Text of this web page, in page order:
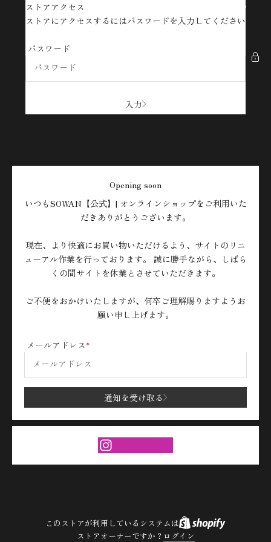
コンテンツへスキップ
SOWAN【公式】| オンラインショップ
ストアアクセス
ストアにアクセスするにはパスワードを入力してください
パスワード
入力
Opening soon
いつもSOWAN【公式】| オンラインショップをご利用いた
だきありがとうございます。
現在、より快適にお買い物いただけるよう、サイトのリニ
ューアル作業を行っております。 誠に勝手ながら、しばら
くの間サイトを休業とさせていただきます。
ご不便をおかけいたしますが、何卒ご理解賜りますようお
願い申し上げます。
メールアドレス
通知を受け取る
このストアが利用しているシステムは
ストアオーナーですか？ ログイン